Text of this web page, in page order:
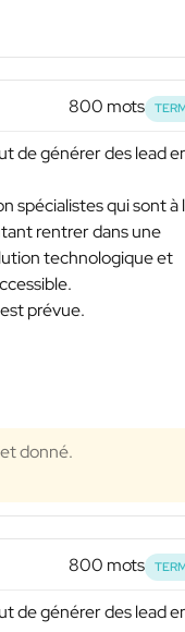
800 mots
de générer des lead
spécialistes qui sont à
rentrer dans une
technologique et
prévue.
donné.
800 mots
de générer des lead